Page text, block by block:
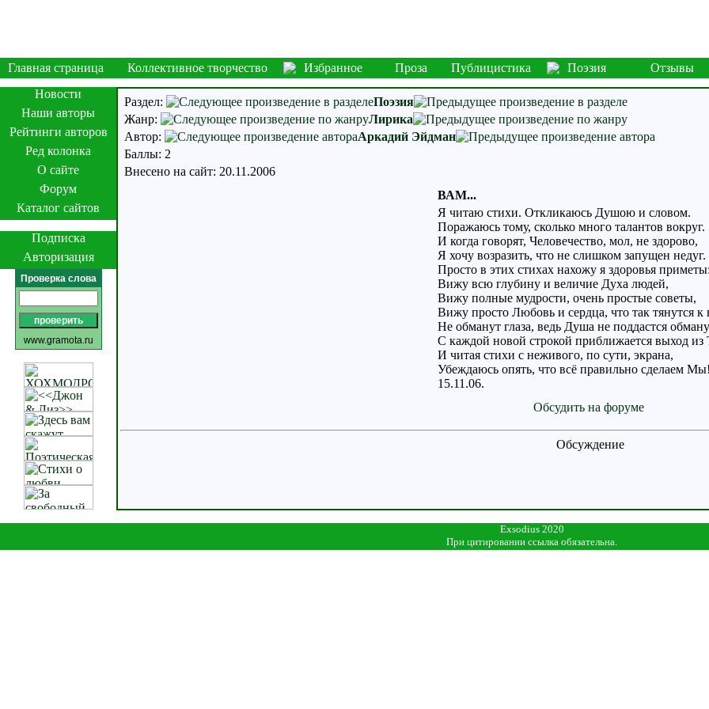
Главная страница Коллективное творчество Избранное Проза Публицистика Поэзия
Отзывы
Новости
Наши авторы
Рейтинги авторов
Ред колонка
О сайте
Форум
Каталог сайтов
Подписка
Авторизация
Проверка слова
www.gramota.ru
Раздел:
Поэзия
Жанр:
Лирика
Автор:
Аркадий Эйдман
Баллы: 2
Внесено на сайт: 20.11.2006
ВАМ...
Я читаю стихи. Откликаюсь Душою и словом.
Поражаюсь тому, сколько много талантов вокруг.
И когда говорят, Человечество, мол, не здорово,
Я хочу возразить, что не слишком запущен недуг.
Просто в этих стихах нахожу я здоровья
Вижу всю глубину и величие Духа людей,
Вижу полные мудрости, очень простые советы,
Вижу просто Любовь и сердца, что так тянутся к
Не обманут глаза, ведь Душа не поддастся
С каждой новой строкой приближается выход
И читая стихи с неживого, по сути, экрана,
Убеждаюсь опять, что всё правильно сделаем
15.11.06.
Обсудить на форуме
Обсуждение
Exsodius 2020
При цитировании ссылка обязательна.